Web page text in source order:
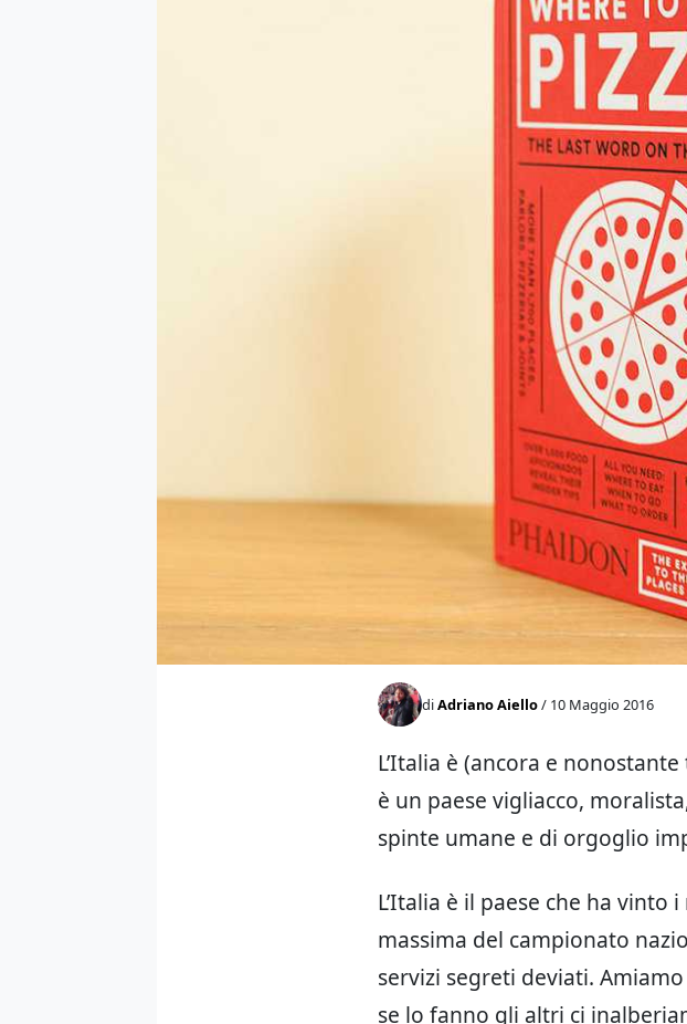
diAdriano Aiello/ 10 Maggio 2016
L’Italia è (ancora e
è un paese vigliacco,
spinte umane e di orgoglio
L’Italia è il paese che ha
massima del campionato
servizi segreti deviati.
se lo fanno gli altri ci